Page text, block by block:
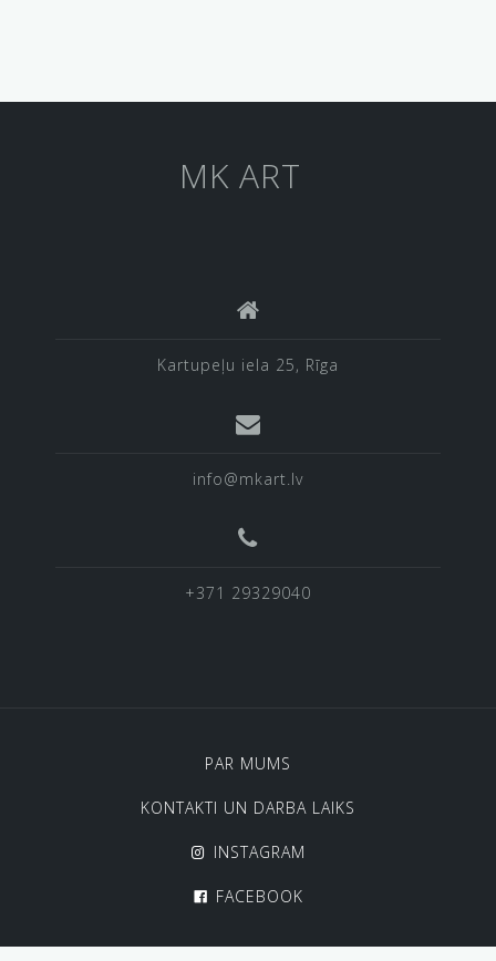
MK ART
Kartupeļu iela 25, Rīga
info@mkart.lv
+371 29329040
PAR MUMS
KONTAKTI UN DARBA LAIKS
INSTAGRAM
FACEBOOK